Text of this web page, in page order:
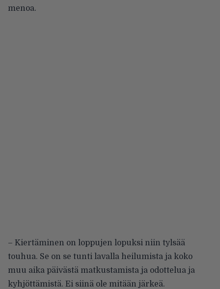
menoa.
– Kiertäminen on loppujen lopuksi niin tylsää
touhua. Se on se tunti lavalla heilumista ja koko
muu aika päivästä matkustamista ja odottelua ja
kyhjöttämistä. Ei siinä ole mitään järkeä.